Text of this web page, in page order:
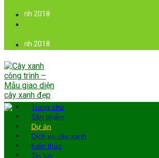
cảnh 2018
cảnh 2018
Trang chủ
Sản phẩm
Dự án
Dịch vụ cây xanh
Kiến thức
Tin tức